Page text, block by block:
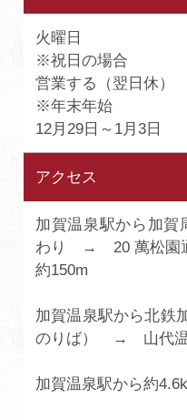
火曜日
※祝日の場合
営業する（翌日休）
※年末年始
12月29日～1月3日
アクセス
加賀温泉駅から加
わり → 20 萬松園通
約150m
加賀温泉駅から北鉄
のりば） → 山代温
加賀温泉駅から約